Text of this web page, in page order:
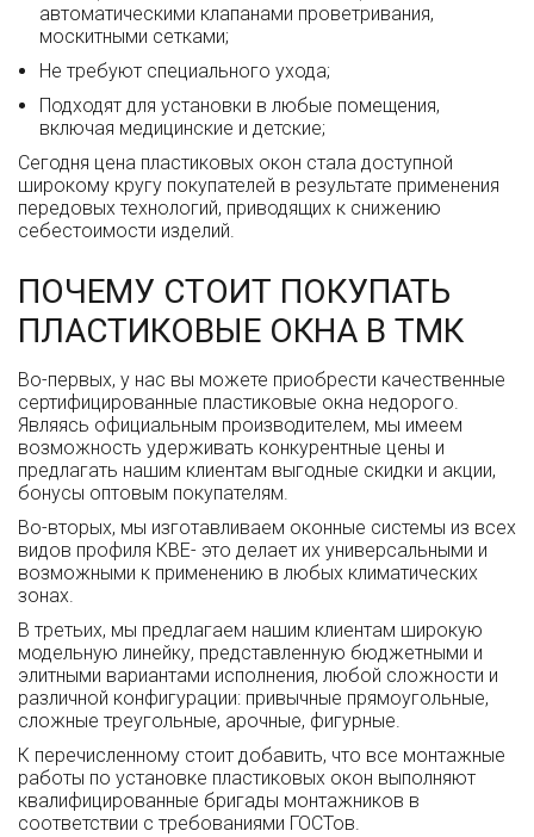
автоматическими клапанами проветривания,
москитными сетками;
Не требуют специального ухода;
Подходят для установки в любые помещения,
включая медицинские и детские;
Сегодня цена пластиковых окон стала доступной
широкому кругу покупателей в результате применения
передовых технологий, приводящих к снижению
себестоимости изделий.
ПОЧЕМУ СТОИТ ПОКУПАТЬ
ПЛАСТИКОВЫЕ ОКНА В ТМК
Во-первых, у нас вы можете приобрести качественные
сертифицированные пластиковые окна недорого.
Являясь официальным производителем, мы имеем
возможность удерживать конкурентные цены и
предлагать нашим клиентам выгодные скидки и акции,
бонусы оптовым покупателям.
Во-вторых, мы изготавливаем оконные системы из всех
видов профиля КВЕ- это делает их универсальными и
возможными к применению в любых климатических
зонах.
В третьих, мы предлагаем нашим клиентам широкую
модельную линейку, представленную бюджетными и
элитными вариантами исполнения, любой сложности и
различной конфигурации: привычные прямоугольные,
сложные треугольные, арочные, фигурные.
К перечисленному стоит добавить, что все монтажные
работы по установке пластиковых окон выполняют
квалифицированные бригады монтажников в
соответствии с требованиями ГОСТов.